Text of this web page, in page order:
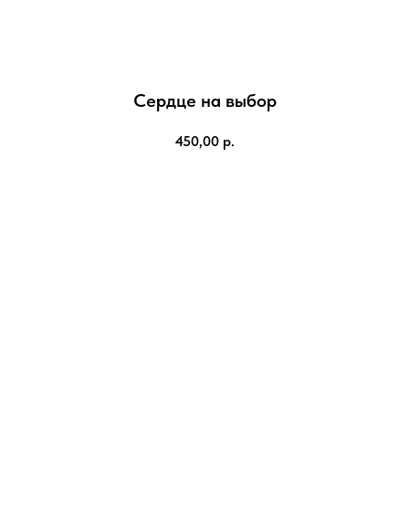
Сердце на выбор
450,00 р.